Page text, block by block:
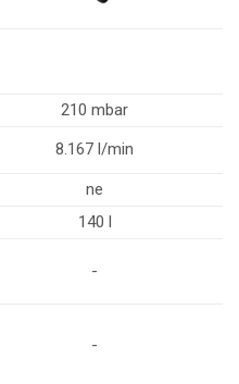
210 mbar
8.167 l/min
ne
140 l
-
-